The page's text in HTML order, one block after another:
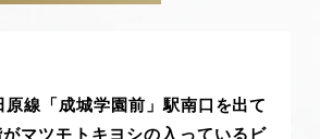
原線「成城学園前」駅南口を出て
マツモトキヨシの入っているビ